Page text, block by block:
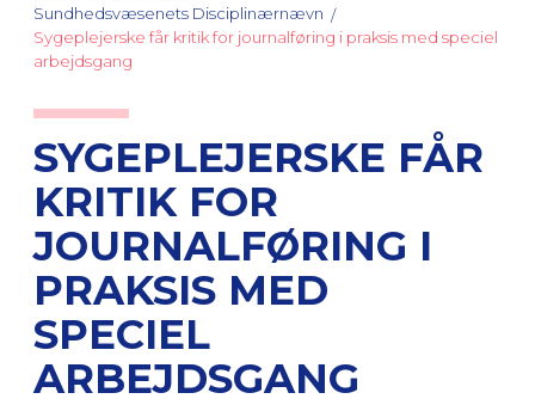
Sundhedsvæsenets Disciplinærnævn
Sygeplejerske får kritik for journalføring i praksis med speciel
arbejdsgang
SYGEPLEJERSKE FÅR
KRITIK FOR
JOURNALFØRING I
PRAKSIS MED
SPECIEL
ARBEJDSGANG